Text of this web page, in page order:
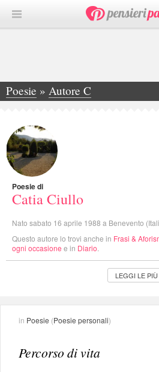
Poesie » Autore C
»Catia Ciullo
Poesie di
Catia Ciullo
Nato sabato 16 aprile 1988 a Benevento
Questo autore lo trovi anche in Frasi &
ogni occasione e in Diario
LEGGI LE
in Poesie (Poesie personali)
Percorso di vita